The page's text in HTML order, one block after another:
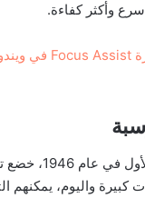
وأكثر كفاءة.
منذ اختراع
كبيرة واليوم، يمكنهم